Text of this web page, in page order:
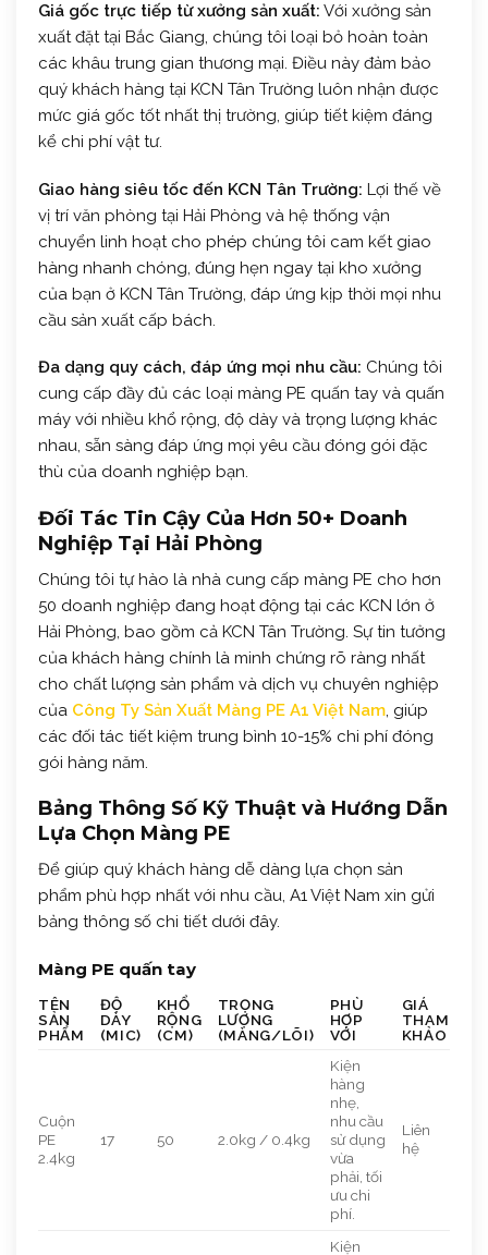
Giá gốc trực tiếp từ xưởng sản xuất: Với xưởng sản
xuất đặt tại Bắc Giang, chúng tôi loại bỏ hoàn toàn
các khâu trung gian thương mại. Điều này đảm bảo
quý khách hàng tại KCN Tân Trường luôn nhận được
mức giá gốc tốt nhất thị trường, giúp tiết kiệm đáng
kể chi phí vật tư.
Giao hàng siêu tốc đến KCN Tân Trường: Lợi thế về
vị trí văn phòng tại Hải Phòng và hệ thống vận
chuyển linh hoạt cho phép chúng tôi cam kết giao
hàng nhanh chóng, đúng hẹn ngay tại kho xưởng
của bạn ở KCN Tân Trường, đáp ứng kịp thời mọi nhu
cầu sản xuất cấp bách.
Đa dạng quy cách, đáp ứng mọi nhu cầu: Chúng tôi
cung cấp đầy đủ các loại màng PE quấn tay và quấn
máy với nhiều khổ rộng, độ dày và trọng lượng khác
nhau, sẵn sàng đáp ứng mọi yêu cầu đóng gói đặc
thù của doanh nghiệp bạn.
Đối Tác Tin Cậy Của Hơn 50+ Doanh
Nghiệp Tại Hải Phòng
Chúng tôi tự hào là nhà cung cấp màng PE cho hơn
50 doanh nghiệp đang hoạt động tại các KCN lớn ở
Hải Phòng, bao gồm cả KCN Tân Trường. Sự tin tưởng
của khách hàng chính là minh chứng rõ ràng nhất
cho chất lượng sản phẩm và dịch vụ chuyên nghiệp
của Công Ty Sản Xuất Màng PE A1 Việt Nam , giúp
các đối tác tiết kiệm trung bình 10-15% chi phí đóng
gói hàng năm.
Bảng Thông Số Kỹ Thuật và Hướng Dẫn
Lựa Chọn Màng PE
Để giúp quý khách hàng dễ dàng lựa chọn sản
phẩm phù hợp nhất với nhu cầu, A1 Việt Nam xin gửi
bảng thông số chi tiết dưới đây.
Màng PE quấn tay
TÊN
SẢN
PHẨM
ĐỘ
DÀY
(MIC)
KHỔ
RỘNG
(CM)
TRỌNG
LƯỢNG
(MÀNG/LÕI)
PHÙ
HỢP
VỚI
GIÁ
THAM
KHẢO
Cuộn
PE
2.4kg
17 50 2.0kg / 0.4kg
Kiện
hàng
nhẹ,
nhu cầu
sử dụng
vừa
phải, tối
ưu chi
phí.
Liên
hệ
Kiện